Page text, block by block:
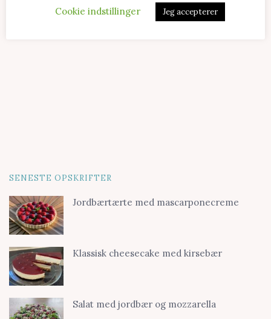
SENESTE OPSKRIFTER
Jordbærtærte med mascarponecreme
Klassisk cheesecake med kirsebær
Salat med jordbær og mozzarella
Cookie indstillinger
Jeg accepterer